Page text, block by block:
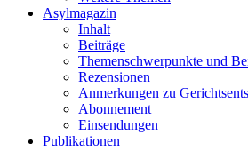
Asylmagazin
Inhalt
Beiträge
Themenschwerpunkte und
Rezensionen
Anmerkungen zu
Abonnement
Einsendungen
Publikationen